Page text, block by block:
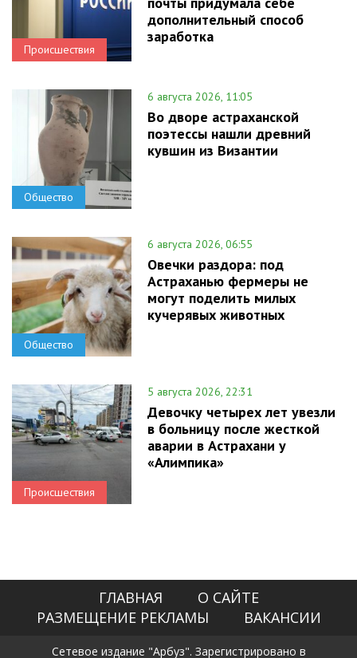
Происшествия
дополнительный способ
заработка
Общество
6 августа 2026, 11:05
Во дворе астраханской
поэтессы нашли древний
кувшин из Византии
Общество
6 августа 2026, 06:55
Овечки раздора: под
Астраханью фермеры не
могут поделить милых
кучерявых животных
Происшествия
5 августа 2026, 22:31
Девочку четырех лет увезли
в больницу после жесткой
аварии в Астрахани у
«Алимпика»
ГЛАВНАЯ
О САЙТЕ
РАЗМЕЩЕНИЕ РЕКЛАМЫ
ВАКАНСИИ
Сетевое издание "Арбуз". Зарегистрировано в